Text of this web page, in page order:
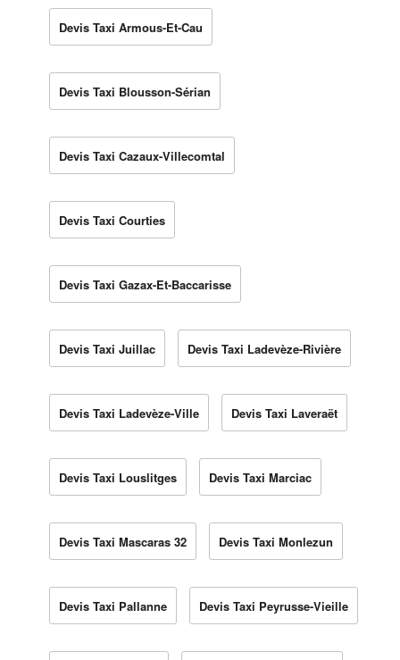
Devis Taxi Armous-Et-Cau
Devis Taxi Blousson-Sérian
Devis Taxi Cazaux-Villecomtal
Devis Taxi Courties
Devis Taxi Gazax-Et-Baccarisse
Devis Taxi Juillac Devis Taxi Ladevèze-Rivière
Devis Taxi Ladevèze-Ville Devis Taxi Laveraët
Devis Taxi Louslitges Devis Taxi Marciac
Devis Taxi Mascaras 32 Devis Taxi Monlezun
Devis Taxi Pallanne Devis Taxi Peyrusse-Vieille